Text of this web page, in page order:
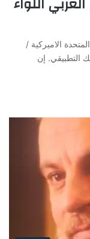
الاميركية /
التطبيقي. إن